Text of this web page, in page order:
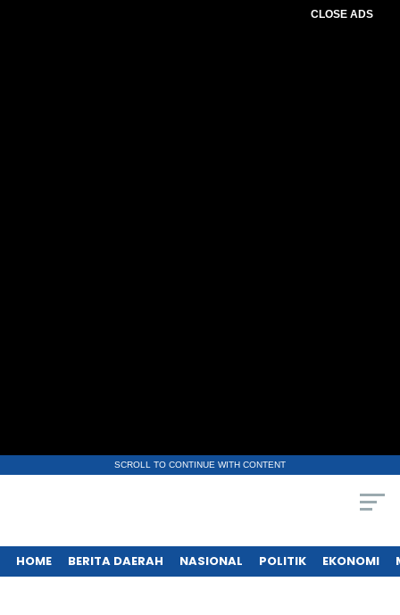
CLOSE ADS
SCROLL TO CONTINUE WITH CONTENT
HOME BERITA DAERAH NASIONAL POLITIK EKONOMI